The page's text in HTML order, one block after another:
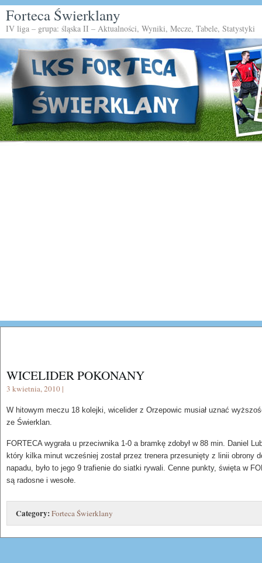
Forteca Świerklany
IV liga – grupa: śląska II – Aktualności, Wyniki, Mecze, Tabele, Statystyki
WICELIDER POKONANY
3 kwietnia, 2010 |
W hitowym meczu 18 kolejki, wicelider z Orzepowic musiał uznać
ze Świerklan.
FORTECA wygrała u przeciwnika 1-0 a bramkę zdobył w 88 min. Daniel
który kilka minut wcześniej został przez trenera przesunięty z linii obrony
napadu, było to jego 9 trafienie do siatki rywali. Cenne punkty, święta w
są radosne i wesołe.
Category:Forteca Świerklany